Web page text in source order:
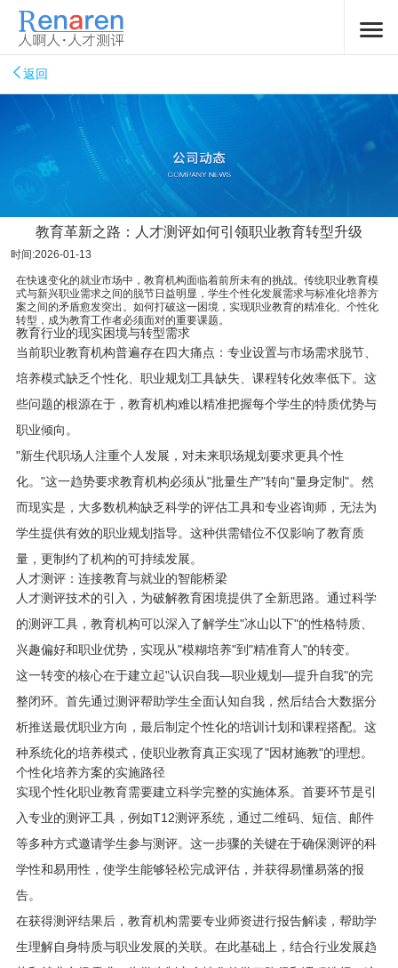
返回
教育革新之路：人才测评如何引领职业教育转型升级
时间:2026-01-13
在快速变化的就业市场中，教育机构面临着前所未有的挑战。传统职业教育模
式与新兴职业需求之间的脱节日益明显，学生个性化发展需求与标准化培养方
案之间的矛盾愈发突出。如何打破这一困境，实现职业教育的精准化、个性化
转型，成为教育工作者必须面对的重要课题。
教育行业的现实困境与转型需求
当前职业教育机构普遍存在四大痛点：专业设置与市场需求脱节、
培养模式缺乏个性化、职业规划工具缺失、课程转化效率低下。这
些问题的根源在于，教育机构难以精准把握每个学生的特质优势与
职业倾向。
"新生代职场人注重个人发展，对未来职场规划要求更具个性
化。"这一趋势要求教育机构必须从"批量生产"转向"量身定制"。然
而现实是，大多数机构缺乏科学的评估工具和专业咨询师，无法为
学生提供有效的职业规划指导。这种供需错位不仅影响了教育质
量，更制约了机构的可持续发展。
人才测评：连接教育与就业的智能桥梁
人才测评技术的引入，为破解教育困境提供了全新思路。通过科学
的测评工具，教育机构可以深入了解学生"冰山以下"的性格特质、
兴趣偏好和职业优势，实现从"模糊培养"到"精准育人"的转变。
这一转变的核心在于建立起"认识自我—职业规划—提升自我"的完
整闭环。首先通过测评帮助学生全面认知自我，然后结合大数据分
析推送最优职业方向，最后制定个性化的培训计划和课程搭配。这
种系统化的培养模式，使职业教育真正实现了"因材施教"的理想。
个性化培养方案的实施路径
实现个性化职业教育需要建立科学完整的实施体系。首要环节是引
入专业的测评工具，例如T12测评系统，通过二维码、短信、邮件
等多种方式邀请学生参与测评。这一步骤的关键在于确保测评的科
学性和易用性，使学生能够轻松完成评估，并获得易懂易落的报
告。
在获得测评结果后，教育机构需要专业师资进行报告解读，帮助学
生理解自身特质与职业发展的关联。在此基础上，结合行业发展趋